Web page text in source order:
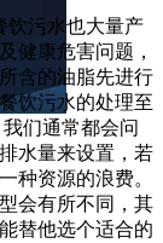
饮污水也大量产
健康危害问题，
含的油脂先进行
饮污水的处理至
们通常都会问
水量来设置，若
种资源的浪费。
会有所不同，其
替他选个适合的